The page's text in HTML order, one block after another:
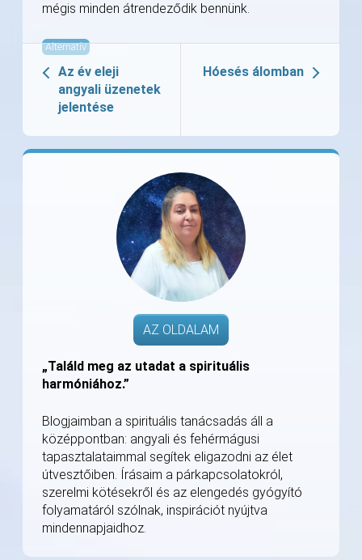
mégis minden átrendeződik bennünk.
Alternatív
Az év eleji
angyali üzenetek
jelentése
Hóesés álomban
AZ OLDALAM
„Találd meg az utadat a spirituális
harmóniához.”
Blogjaimban a spirituális tanácsadás áll a
középpontban: angyali és fehérmágusi
tapasztalataimmal segítek eligazodni az élet
útvesztőiben. Írásaim a párkapcsolatokról,
szerelmi kötésekről és az elengedés gyógyító
folyamatáról szólnak, inspirációt nyújtva
mindennapjaidhoz.